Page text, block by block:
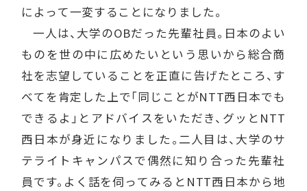
によって一変することになりました。
一人は、大学のOBだった先輩社員。日本のよい
ものを世の中に広めたいという思いから総合商
社を志望していることを正直に告げたところ、す
べてを肯定した上で「同じことがNTT西日本でも
できるよ」とアドバイスをいただき、グッとNTT
西日本が身近になりました。二人目は、大学のサ
テライトキャンパスで偶然に知り合った先輩社
員です。よく話を伺ってみるとNTT西日本から地